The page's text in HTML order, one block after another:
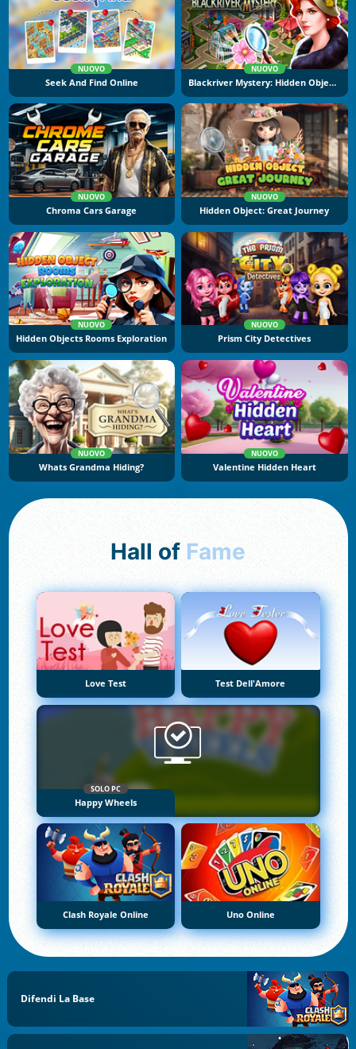
NUOVO
Seek And Find Online
NUOVO
Blackriver Mystery: Hidden Objects
NUOVO
Chroma Cars Garage
NUOVO
Hidden Object: Great Journey
NUOVO
Hidden Objects Rooms Exploration
NUOVO
Prism City Detectives
NUOVO
Whats Grandma Hiding?
NUOVO
Valentine Hidden Heart
Hall of Fame
Love Test Test Dell'Amore
SOLO PC
Happy Wheels
Clash Royale Online Uno Online
Difendi La Base